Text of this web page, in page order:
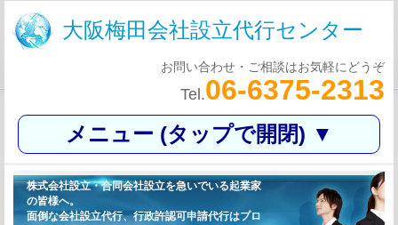
大阪梅田会社設立代行センター
お問い合わせ・ご相談はお気軽にどうぞ
Tel.06-6375-2313
メニュー (タップで開閉) ▼
株式会社設立・合同会社設立を急いでいる起業家
の皆様へ。
面倒な会社設立代行、行政許認可申請代行はプロ